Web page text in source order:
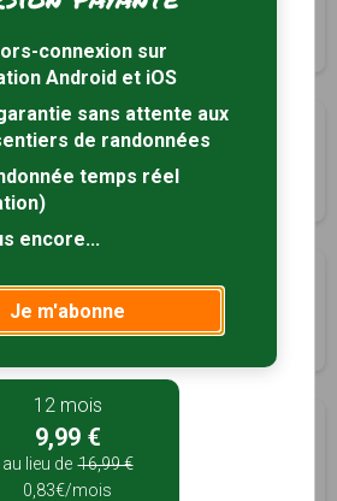
Tracé GPS
sur-Eure
(27)
Tracé GPS
(28)
connexion sur
Android et iOS
sans attente aux
de randonnées
temps réel
encore...
Je m'abonne
12 mois
9,99 €
au lieu de 16,99 €
0,83€/mois